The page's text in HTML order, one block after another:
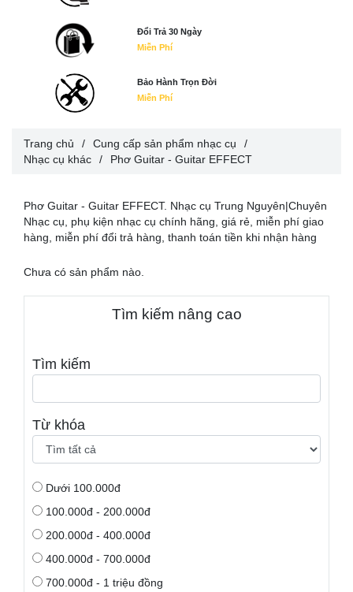
Phơ Guitar - Guitar EFFECT. Nhạc cụ Trung Nguyên|Chuyên
Nhạc cụ, phụ kiện nhạc cụ chính hãng, giá rẻ, miễn phí giao
hàng, miễn phí đổi trả hàng, thanh toán tiền khi nhận hàng
Chưa có sản phẩm nào.
Tìm kiếm nâng cao
Tìm kiếm
Từ khóa
Dưới 100.000đ
100.000đ - 200.000đ
200.000đ - 400.000đ
400.000đ - 700.000đ
700.000đ - 1 triệu đồng
Trang chủ / Cung cấp sản phẩm nhạc cụ
/
Nhạc cụ khác
/ Phơ Guitar - Guitar EFFECT
Đổi Trả 30 Ngày
Miễn Phí
Bảo Hành Trọn Đời
Miễn Phí